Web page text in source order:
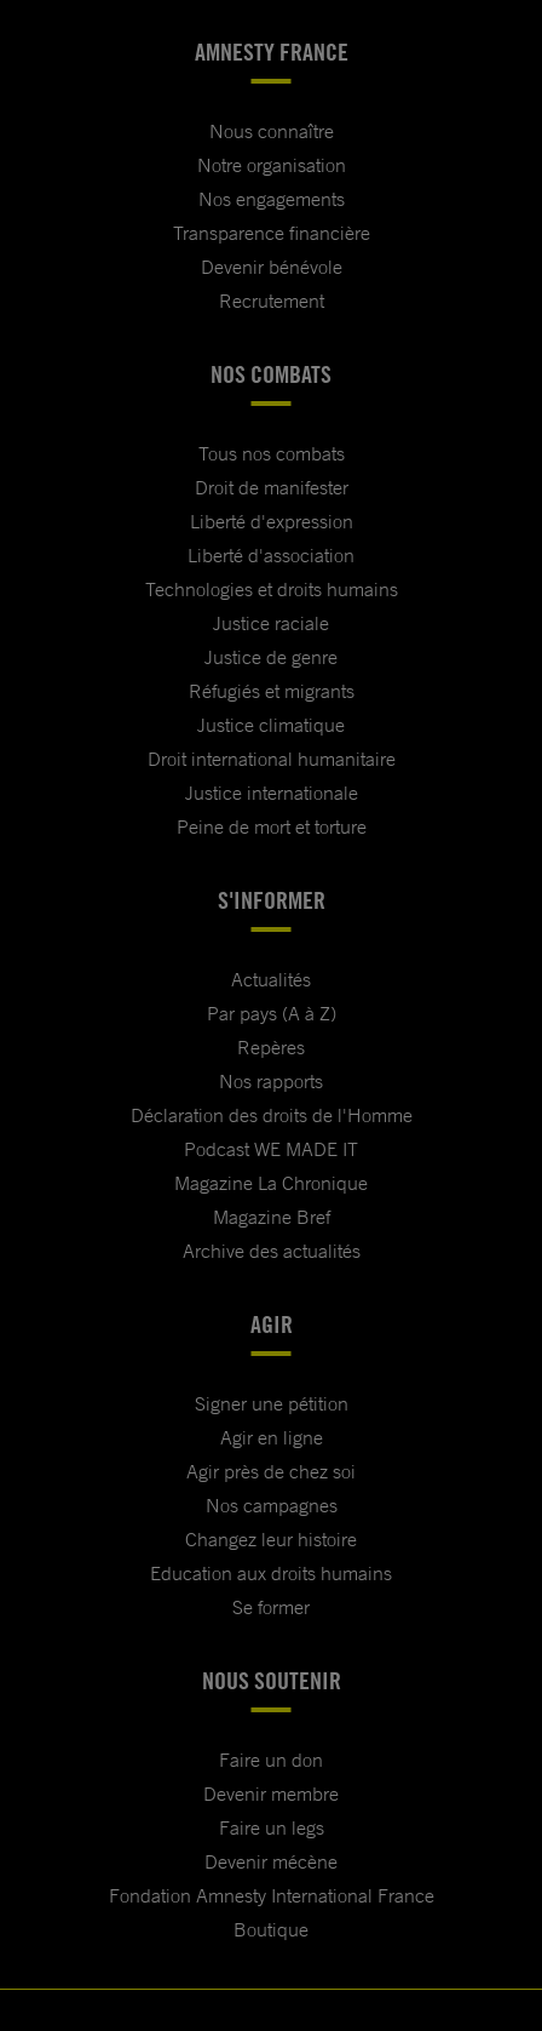
AMNESTY FRANCE
Nous connaître
Notre organisation
Nos engagements
Transparence financière
Devenir bénévole
Recrutement
NOS COMBATS
Tous nos combats
Droit de manifester
Liberté d'expression
Liberté d'association
Technologies et droits humains
Justice raciale
Justice de genre
Réfugiés et migrants
Justice climatique
Droit international humanitaire
Justice internationale
Peine de mort et torture
S'INFORMER
Actualités
Par pays (A à Z)
Repères
Nos rapports
Déclaration des droits de l'Homme
Podcast WE MADE IT
Magazine La Chronique
Magazine Bref
Archive des actualités
AGIR
Signer une pétition
Agir en ligne
Agir près de chez soi
Nos campagnes
Changez leur histoire
Education aux droits humains
Se former
NOUS SOUTENIR
Faire un don
Devenir membre
Faire un legs
Devenir mécène
Fondation Amnesty International France
Boutique